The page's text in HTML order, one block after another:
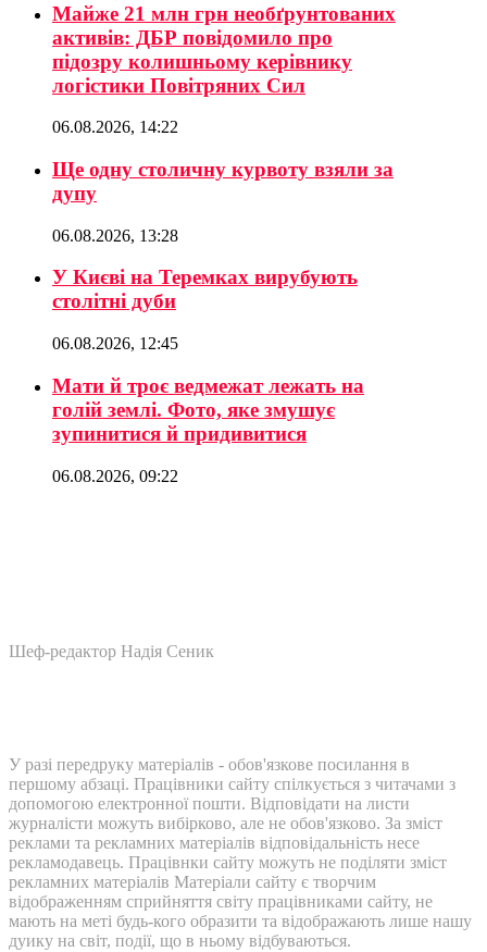
Майже 21 млн грн необґрунтованих
активів: ДБР повідомило про
підозру колишньому керівнику
логістики Повітряних Сил
06.08.2026, 14:22
Ще одну столичну курвоту взяли за
дупу
06.08.2026, 13:28
У Києві на Теремках вирубують
столітні дуби
06.08.2026, 12:45
Мати й троє ведмежат лежать на
голій землі. Фото, яке змушує
зупинитися й придивитися
06.08.2026, 09:22
Шеф-редактор Надія Сеник
У разі передруку матеріалів - обов'язкове посилання в
першому абзаці. Працівники сайту спілкується з читачами з
допомогою електронної пошти. Відповідати на листи
журналісти можуть вибірково, але не обов'язково. За зміст
реклами та рекламних матеріалів відповідальність несе
рекламодавець. Працівнки сайту можуть не поділяти зміст
рекламних матеріалів Матеріали сайту є творчим
відображенням сприйняття світу працівниками сайту, не
мають на меті будь-кого образити та відображають лише нашу
дуику на світ, події, що в ньому відбуваються.